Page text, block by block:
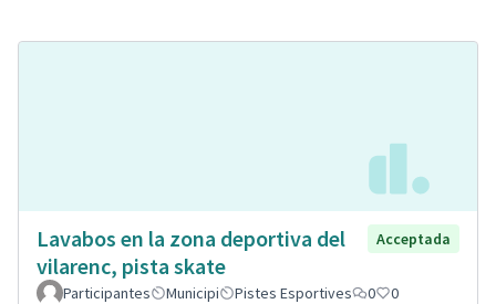
Lavabos en la zona deportiva del
vilarenc, pista skate
Acceptada
Participantes Municipi Pistes Esportives 0 0